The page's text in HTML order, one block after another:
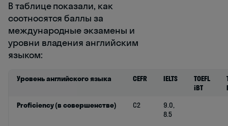
В таблице показали, как
соотносятся баллы за
международные экзамены и
уровни владения английским
языком:
Уровень английского языка CEFR IELTS
TOEFL
iBT
Proficiency (в совершенстве)
C2
9.0,
8.5